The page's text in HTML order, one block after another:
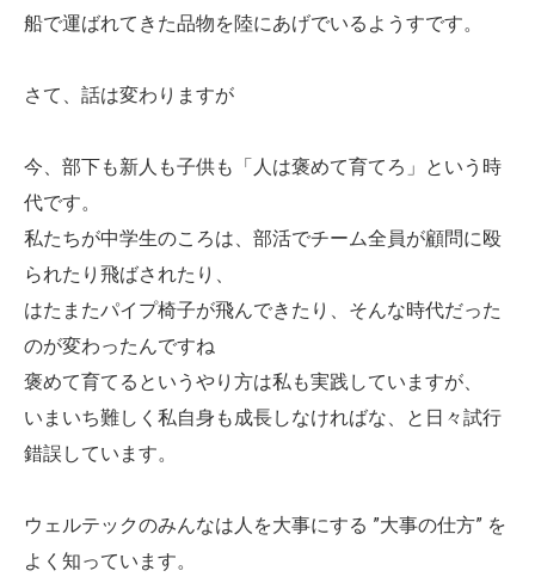
船で運ばれてきた品物を陸にあげでいるようすです。
さて、話は変わりますが
今、部下も新人も子供も「人は褒めて育てろ」という時
代です。
私たちが中学生のころは、部活でチーム全員が顧問に殴
られたり飛ばされたり、
はたまたパイプ椅子が飛んできたり、そんな時代だった
のが変わったんですね
褒めて育てるというやり方は私も実践していますが、
いまいち難しく私自身も成長しなければな、と日々試行
錯誤しています。
ウェルテックのみんなは人を大事にする ”大事の仕方” を
よく知っています。